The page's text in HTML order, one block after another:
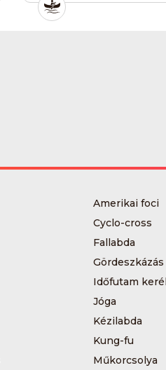
Amerikai foci
Cyclo-cross
Fallabda
Gördeszkázás
Időfutam
Jóga
Kézilabda
Kung-fu
Műkorcsolya